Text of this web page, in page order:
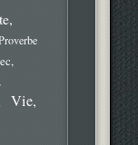
Vie